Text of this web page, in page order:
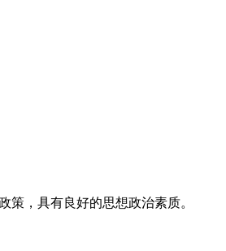
策，具有良好的思想政治素质。